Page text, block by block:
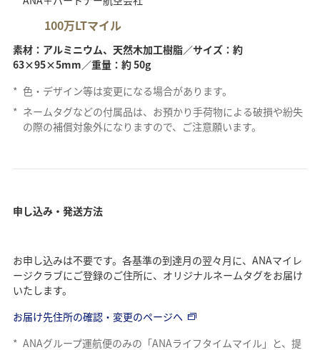
100万LTマイル
素材：アルミニウム、天然木加工樹脂／サイズ：約
63×95×5mm／重量：約 50g
* 色・デザイン等は変更になる場合があります。
* ネームタグなどの付属品は、お預かり手荷物による破損や紛失
の際の補償対象外になりますので、ご注意願います。
申し込み・発送方法
お申し込みは不要です。各基準の到達月の翌々月に、ANAマイレ
ージクラブにご登録のご住所に、オリジナルネームタグをお届け
いたします。
お届け先住所の確認・変更のページへ
* ANAグループ運航便のみの「ANAライフタイムマイル」と、提